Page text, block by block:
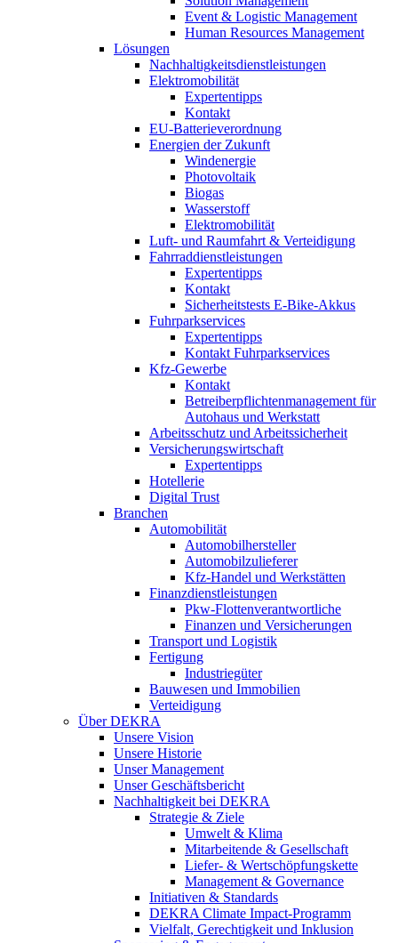
Event & Logistic Management
Human Resources Management
Lösungen
Nachhaltigkeitsdienstleistungen
Elektromobilität
Expertentipps
Kontakt
EU-Batterieverordnung
Energien der Zukunft
Windenergie
Photovoltaik
Biogas
Wasserstoff
Elektromobilität
Luft- und Raumfahrt & Verteidigung
Fahrraddienstleistungen
Expertentipps
Kontakt
Sicherheitstests E-Bike-Akkus
Fuhrparkservices
Expertentipps
Kontakt Fuhrparkservices
Kfz-Gewerbe
Kontakt
Betreiberpflichtenmanagement für
Autohaus und Werkstatt
Arbeitsschutz und Arbeitssicherheit
Versicherungswirtschaft
Expertentipps
Hotellerie
Digital Trust
Branchen
Automobilität
Automobilhersteller
Automobilzulieferer
Kfz-Handel und Werkstätten
Finanzdienstleistungen
Pkw‑Flottenverantwortliche
Finanzen und Versicherungen
Transport und Logistik
Fertigung
Industriegüter
Bauwesen und Immobilien
Verteidigung
Über DEKRA
Unsere Vision
Unsere Historie
Unser Management
Unser Geschäftsbericht
Nachhaltigkeit bei DEKRA
Strategie & Ziele
Umwelt & Klima
Mitarbeitende & Gesellschaft
Liefer- & Wertschöpfungskette
Management & Governance
Initiativen & Standards
DEKRA Climate Impact-Programm
Vielfalt, Gerechtigkeit und Inklusion​